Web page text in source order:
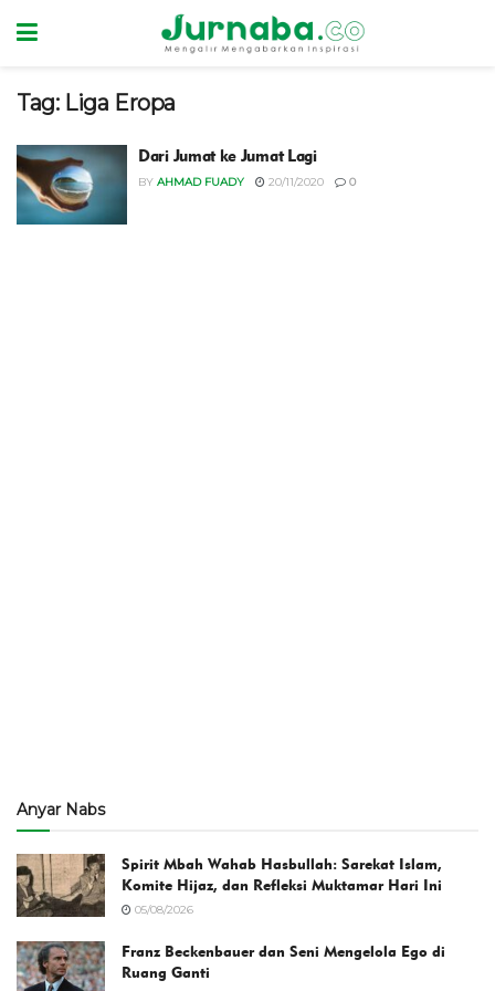
Tag: Liga Eropa
Dari Jumat ke Jumat Lagi
BY AHMAD FUADY 20/11/2020 0
Anyar Nabs
Spirit Mbah Wahab Hasbullah: Sarekat Islam,
Komite Hijaz, dan Refleksi Muktamar Hari Ini
05/08/2026
Franz Beckenbauer dan Seni Mengelola Ego di
Ruang Ganti